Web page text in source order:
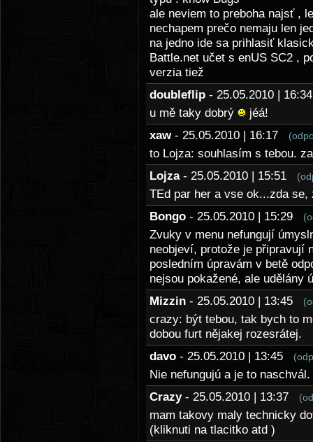
ale neviem to preboha najsť ,
nechapem prečo nemaju len
na jedno ide sa prihlasiť
Battle.net učet s enUS SC2 ,
verzia tiež
doubleflip - 25.05.2010 |
u mě taky dobrý
jéá!
xaw - 25.05.2010 | 16:17
to Lojza: souhlasím s tebou.
Lojza - 25.05.2010 | 15:51
TEd par her a vse ok...zda se,
Bongo - 25.05.2010 | 15:29
Zvuky v menu nefungují
neobjeví, protože je připravují
posledním úpravám v betě
nejsou pokažené, ale udělány
Mizzin - 25.05.2010 | 13:45
crazy: být tebou, tak bych to
dobou furt nějakej rozesrátej.
davo - 25.05.2010 | 13:45
Nie nefungujú a je to naschvál.
Crazy - 25.05.2010 | 13:37
mam takovy maly technicky
(kliknuti na tlacitko atd )